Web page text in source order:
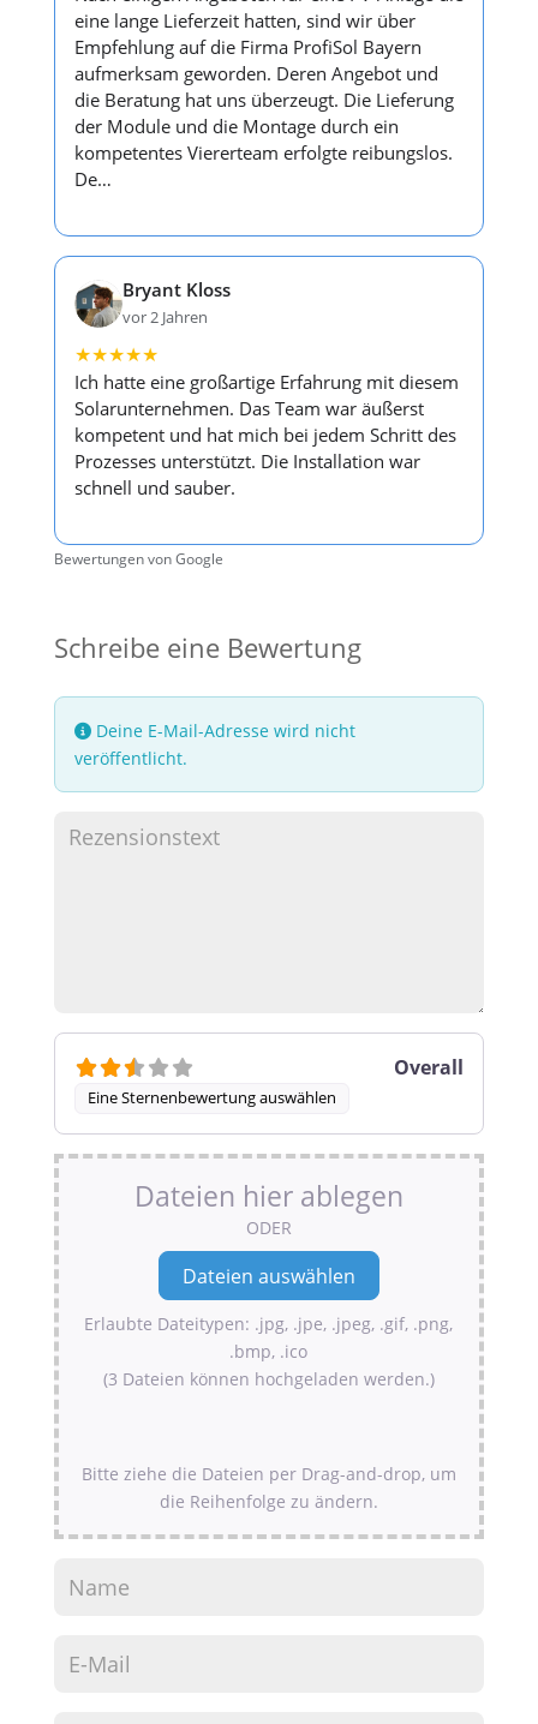
eine lange Lieferzeit hatten, sind wir über
Empfehlung auf die Firma ProfiSol Bayern
aufmerksam geworden. Deren Angebot und
die Beratung hat uns überzeugt. Die Lieferung
der Module und die Montage durch ein
kompetentes Viererteam erfolgte reibungslos.
De…
Bryant Kloss
vor 2 Jahren
★★★★★
Ich hatte eine großartige Erfahrung mit diesem
Solarunternehmen. Das Team war äußerst
kompetent und hat mich bei jedem Schritt des
Prozesses unterstützt. Die Installation war
schnell und sauber.
Bewertungen von Google
Schreibe eine Bewertung
Deine E-Mail-Adresse wird nicht
veröffentlicht.
Eine Sternenbewertung auswählen
Overall
Dateien hier ablegen
ODER
Erlaubte Dateitypen: .jpg, .jpe, .jpeg, .gif, .png,
.bmp, .ico
(3 Dateien können hochgeladen werden.)
Bitte ziehe die Dateien per Drag-and-drop, um
die Reihenfolge zu ändern.